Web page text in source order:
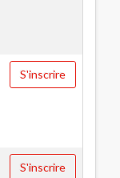
S'inscrire
S'inscrire